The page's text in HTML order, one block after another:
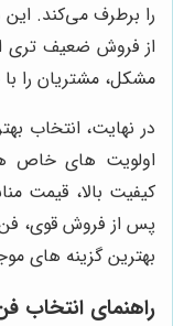
را برطرف می‌کند.
از فروش ضعیف تری
مشکل، مشتریان را
در نهایت، انتخاب
اولویت های خاص
کیفیت بالا، قیمت
پس از فروش قوی،
بهترین گزینه های
راهنمای انتخاب